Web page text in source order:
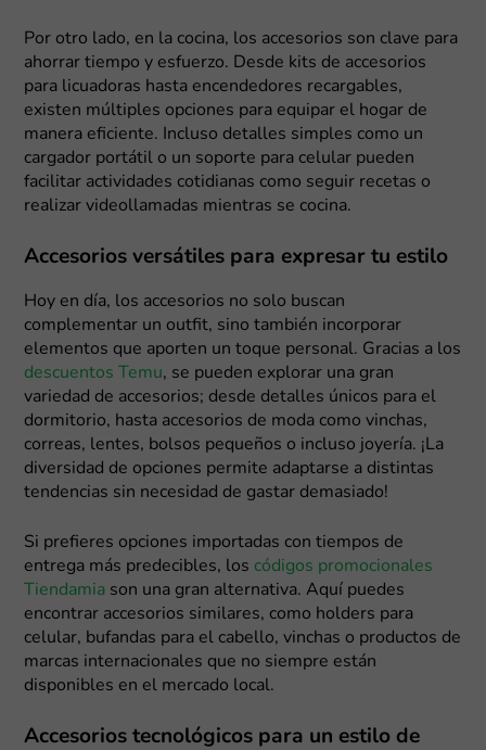
Por otro lado, en la cocina, los accesorios son clave para
ahorrar tiempo y esfuerzo. Desde kits de accesorios
para licuadoras hasta encendedores recargables,
existen múltiples opciones para equipar el hogar de
manera eficiente. Incluso detalles simples como un
cargador portátil o un soporte para celular pueden
facilitar actividades cotidianas como seguir recetas o
realizar videollamadas mientras se cocina.
Accesorios versátiles para expresar tu estilo
Hoy en día, los accesorios no solo buscan
complementar un outfit, sino también incorporar
elementos que aporten un toque personal. Gracias a los
descuentos Temu, se pueden explorar una gran
variedad de accesorios; desde detalles únicos para el
dormitorio, hasta accesorios de moda como vinchas,
correas, lentes, bolsos pequeños o incluso joyería. ¡La
diversidad de opciones permite adaptarse a distintas
tendencias sin necesidad de gastar demasiado!
Si prefieres opciones importadas con tiempos de
entrega más predecibles, los códigos promocionales
Tiendamia son una gran alternativa. Aquí puedes
encontrar accesorios similares, como holders para
celular, bufandas para el cabello, vinchas o productos de
marcas internacionales que no siempre están
disponibles en el mercado local.
Accesorios tecnológicos para un estilo de